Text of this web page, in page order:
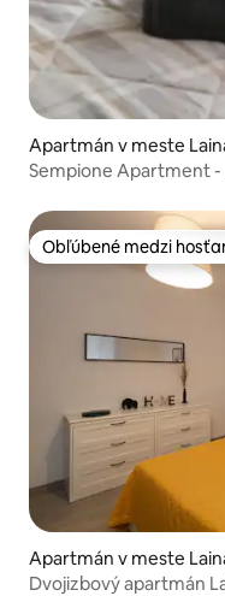
Apartmán v meste
Sempione Apartment -
Obľúbené medzi
Obľúbené medzi
Apartmán v meste
Dvojizbový apartmán